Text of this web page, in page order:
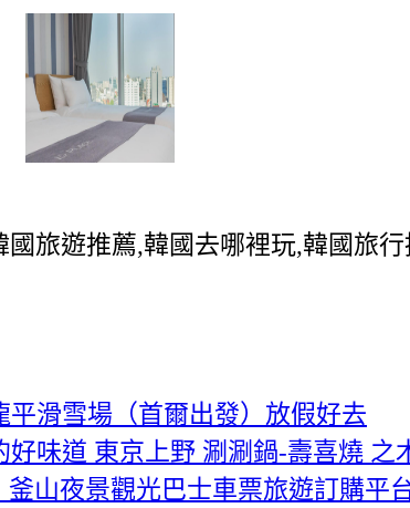
旅遊推薦,韓國去哪裡玩,韓國旅
滑雪場（首爾出發）放假好去
味道 東京上野 涮涮鍋-壽喜燒 之
山夜景觀光巴士車票旅遊訂購平